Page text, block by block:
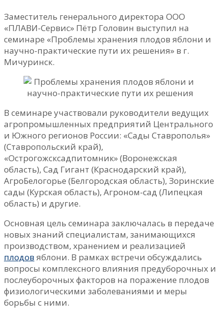
Заместитель генерального директора ООО
«ПЛАВИ-Сервис» Пётр Головин выступил на
семинаре «Проблемы хранения плодов яблони и
научно-практические пути их решения» в г.
Мичуринск.
В семинаре участвовали руководители ведущих
агропромышленных предприятий Центрального
и Южного регионов России: «Сады Ставрополья»
(Ставропольский край),
«Острогожсксадпитомник» (Воронежская
область), Сад Гигант (Краснодарский край),
АгроБелогорье (Белгородская область), Зоринские
сады (Курская область), Агроном-сад (Липецкая
область) и другие.
Основная цель семинара заключалась в передаче
новых знаний специалистам, занимающихся
производством, хранением и реализацией
плодов яблони. В рамках встречи обсуждались
вопросы комплексного влияния предуборочных и
послеуборочных факторов на поражение плодов
физиологическими заболеваниями и меры
борьбы с ними.